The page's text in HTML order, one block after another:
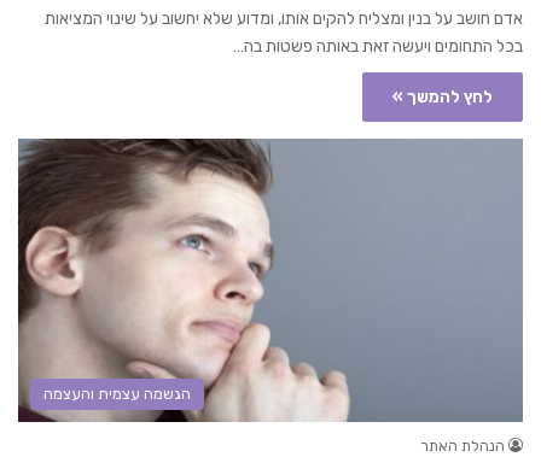
אדם חושב על בנין ומצליח להקים אותו, ומדוע שלא יחשוב על שינוי המציאות
בכל התחומים ויעשה זאת באותה פשטות בה…
לחץ להמשך »
הגשמה עצמית והעצמה
הנהלת האתר